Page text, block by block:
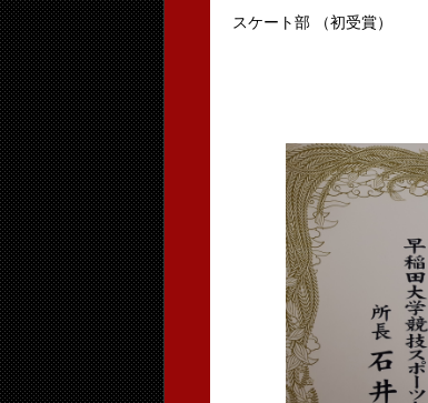
スケート部 （初受賞）